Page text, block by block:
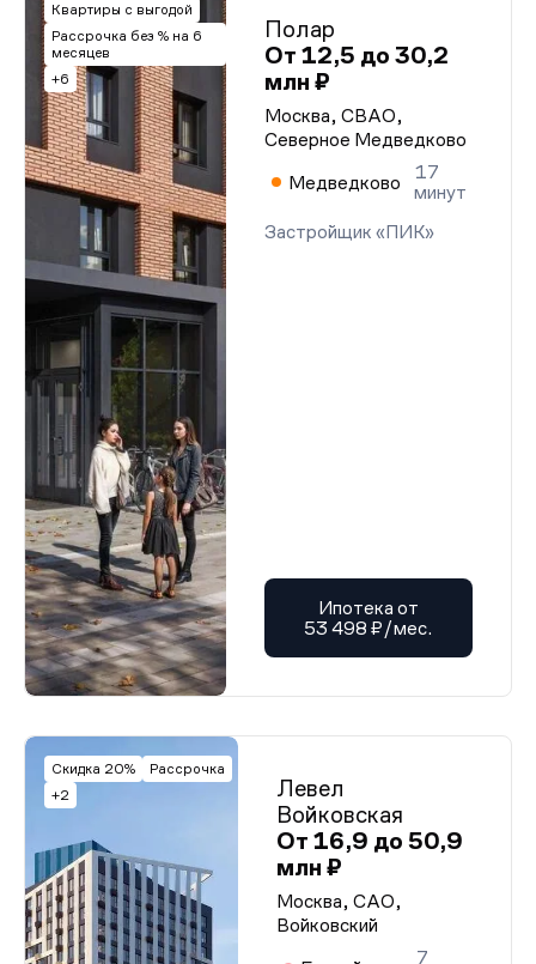
Квартиры с выгодой
Рассрочка без % на 6
месяцев
+6
Полар
От 12,5 до 30,2
млн ₽
Москва, СВАО,
Северное Медведково
Медведково
17
минут
Застройщик «ПИК»
Ипотека от
53 498 ₽/мес.
Скидка 20%
Рассрочка
+2
Левел
Войковская
От 16,9 до 50,9
млн ₽
Москва, САО,
Войковский
7